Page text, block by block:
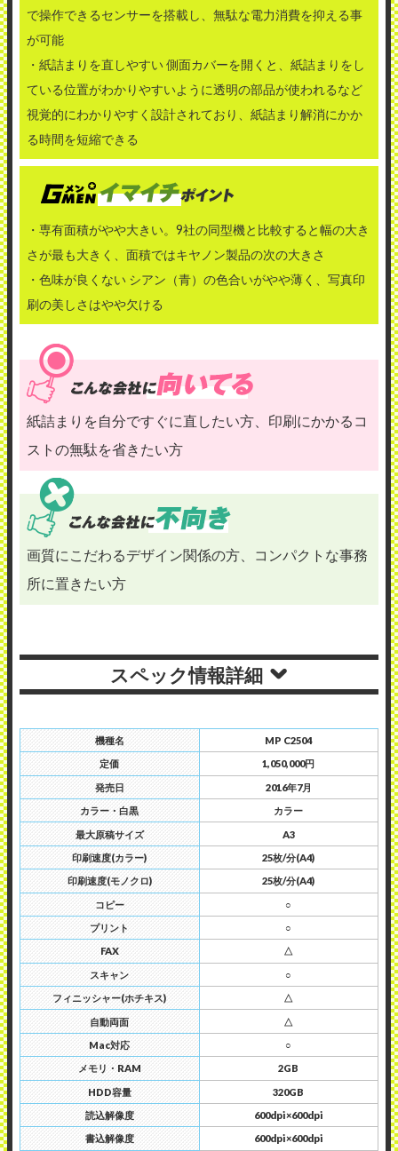
で操作できるセンサーを搭載し、無駄な電力消費を抑える事
が可能
・紙詰まりを直しやすい 側面カバーを開くと、紙詰まりをし
ている位置がわかりやすいように透明の部品が使われるなど
視覚的にわかりやすく設計されており、紙詰まり解消にかか
る時間を短縮できる
・専有面積がやや大きい。9社の同型機と比較すると幅の大き
さが最も大きく、面積ではキヤノン製品の次の大きさ
・色味が良くない シアン（青）の色合いがやや薄く、写真印
刷の美しさはやや欠ける
紙詰まりを自分ですぐに直したい方、印刷にかかるコ
ストの無駄を省きたい方
画質にこだわるデザイン関係の方、コンパクトな事務
所に置きたい方
スペック情報詳細
機種名 MP C2504
定価 1,050,000円
発売日 2016年7月
カラー・白黒 カラー
最大原稿サイズ A3
印刷速度(カラー) 25枚/分(A4)
印刷速度(モノクロ) 25枚/分(A4)
コピー ○
プリント ○
FAX △
スキャン ○
フィニッシャー(ホチキス) △
自動両面 △
Mac対応 ○
メモリ・RAM 2GB
HDD容量 320GB
読込解像度 600dpi×600dpi
書込解像度 600dpi×600dpi